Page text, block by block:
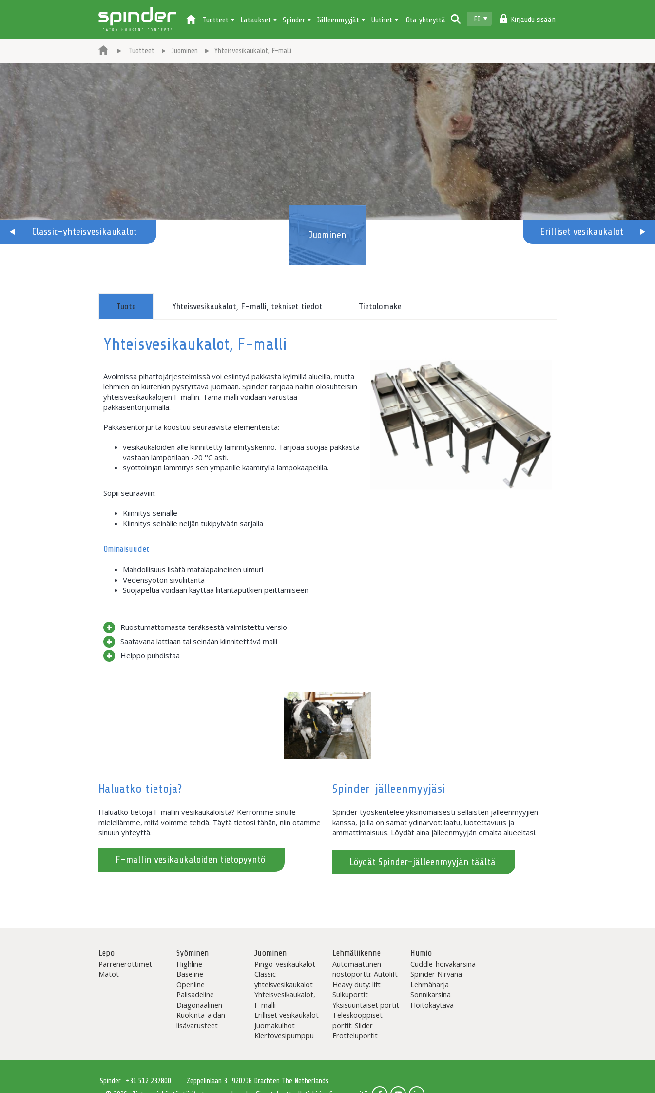
FI Kirjaudu sisään
Tuotteet Lataukset Spinder Jälleenmyyjät Uutiset Ota yhteyttä
Tuotteet Juominen Yhteisvesikaukalot, F-malli
Juominen
Tuote Yhteisvesikaukalot, F-malli, tekniset tiedot Tietolomake
Yhteisvesikaukalot, F-malli
Avoimissa pihattojärjestelmissä voi esiintyä pakkasta kylmillä alueilla, mutta
lehmien on kuitenkin pystyttävä juomaan. Spinder tarjoaa näihin olosuhteisiin
yhteisvesikaukalojen F-mallin. Tämä malli voidaan varustaa
pakkasentorjunnalla.
Pakkasentorjunta koostuu seuraavista elementeistä:
vesikaukaloiden alle kiinnitetty lämmityskenno. Tarjoaa suojaa pakkasta
vastaan lämpötilaan -20 °C asti.
syöttölinjan lämmitys sen ympärille käämityllä lämpökaapelilla.
Sopii seuraaviin:
Kiinnitys seinälle
Kiinnitys seinälle neljän tukipylvään sarjalla
Ominaisuudet
Mahdollisuus lisätä matalapaineinen uimuri
Vedensyötön sivuliitäntä
Suojapeltiä voidaan käyttää liitäntäputkien peittämiseen
Ruostumattomasta teräksestä valmistettu versio
Saatavana lattiaan tai seinään kiinnitettävä malli
Helppo puhdistaa
Haluatko tietoja?
Haluatko tietoja F-mallin vesikaukaloista? Kerromme sinulle
mielellämme, mitä voimme tehdä. Täytä tietosi tähän, niin otamme
sinuun yhteyttä.
F-mallin vesikaukaloiden tietopyyntö
Spinder-jälleenmyyjäsi
Spinder työskentelee yksinomaisesti sellaisten jälleenmyyjien
kanssa, joilla on samat ydinarvot: laatu, luotettavuus ja
ammattimaisuus. Löydät aina jälleenmyyjän omalta alueeltasi.
Löydät Spinder-jälleenmyyjän täältä
Classic-yhteisvesikaukalot Erilliset vesikaukalot
Lepo
Parrenerottimet
Matot
Syöminen
Highline
Baseline
Openline
Palisadeline
Diagonaalinen
Ruokinta-aidan
lisävarusteet
Juominen
Pingo-vesikaukalot
Classic-
yhteisvesikaukalot
Yhteisvesikaukalot,
F-malli
Erilliset vesikaukalot
Juomakulhot
Kiertovesipumppu
Lehmäliikenne
Automaattinen
nostoportti: Autolift
Heavy duty: lift
Sulkuportit
Yksisuuntaiset portit
Teleskooppiset
portit: Slider
Erotteluportit
Humio
Cuddle-hoivakarsina
Spinder Nirvana
Lehmäharja
Sonnikarsina
Hoitokäytävä
Spinder +31 512 237800 Zeppelinlaan 3
9207JG Drachten The Netherlands